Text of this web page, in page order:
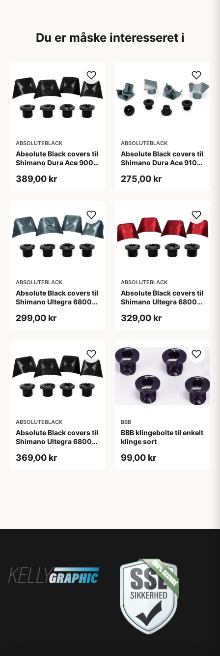
Du er måske interesseret i
ABSOLUTEBLACK
Absolute Black covers til
Shimano Dura Ace 9000
389,00 kr
ABSOLUTEBLACK
Absolute Black covers til
Shimano Dura Ace 9100
275,00 kr
ABSOLUTEBLACK
Absolute Black covers til
Shimano Ultegra 6800
299,00 kr
ABSOLUTEBLACK
Absolute Black covers til
Shimano Ultegra 6800
329,00 kr
ABSOLUTEBLACK
Absolute Black covers til
Shimano Ultegra 6800
369,00 kr
BBB
BBB klingebolte til enkelt
klinge sort
99,00 kr